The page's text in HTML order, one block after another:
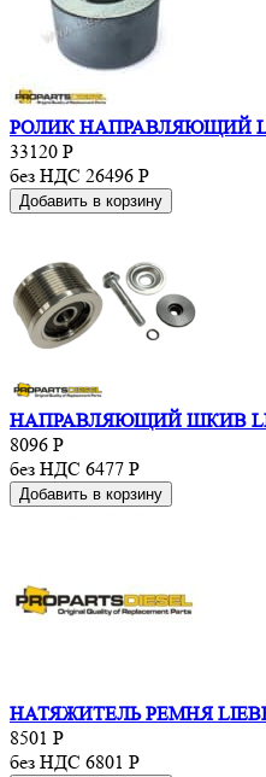
РОЛИК НАПРАВЛЯЮЩИЙ
33120 Р
без НДС 26496 Р
Добавить в корзину
НАПРАВЛЯЮЩИЙ ШКИВ
8096 Р
без НДС 6477 Р
Добавить в корзину
НАТЯЖИТЕЛЬ РЕМНЯ
8501 Р
без НДС 6801 Р